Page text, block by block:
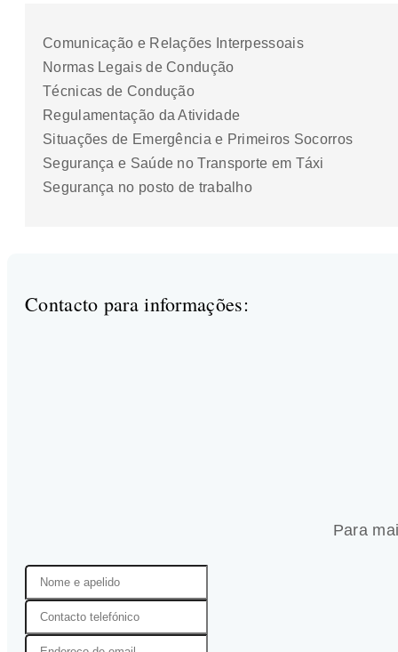
Comunicação e Relações Interpessoais
Normas Legais de Condução
Técnicas de Condução
Regulamentação da Atividade
Situações de Emergência e Primeiros Socorros
Segurança e Saúde no Transporte em Táxi
Segurança no posto de trabalho
Contacto para informações:
Para